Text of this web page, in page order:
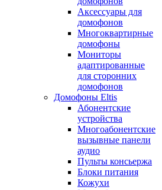
Аксессуары для
домофонов
Многоквартирные
домофоны
Мониторы
адаптированные
для сторонних
домофонов
Домофоны Eltis
Абонентские
устройства
Многоабонентские
вызывные панели
аудио
Пульты консьержа
Блоки питания
Кожухи